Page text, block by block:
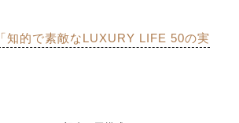
「知的で素敵なLUXURY LIFE 50の実